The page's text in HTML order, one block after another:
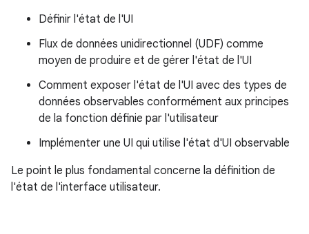
Définir l'état de l'UI
Flux de données unidirectionnel (UDF) comme
moyen de produire et de gérer l'état de l'UI
Comment exposer l'état de l'UI avec des types de
données observables conformément aux principes
de la fonction définie par l'utilisateur
Implémenter une UI qui utilise l'état d'UI observable
Le point le plus fondamental concerne la définition de
l'état de l'interface utilisateur.